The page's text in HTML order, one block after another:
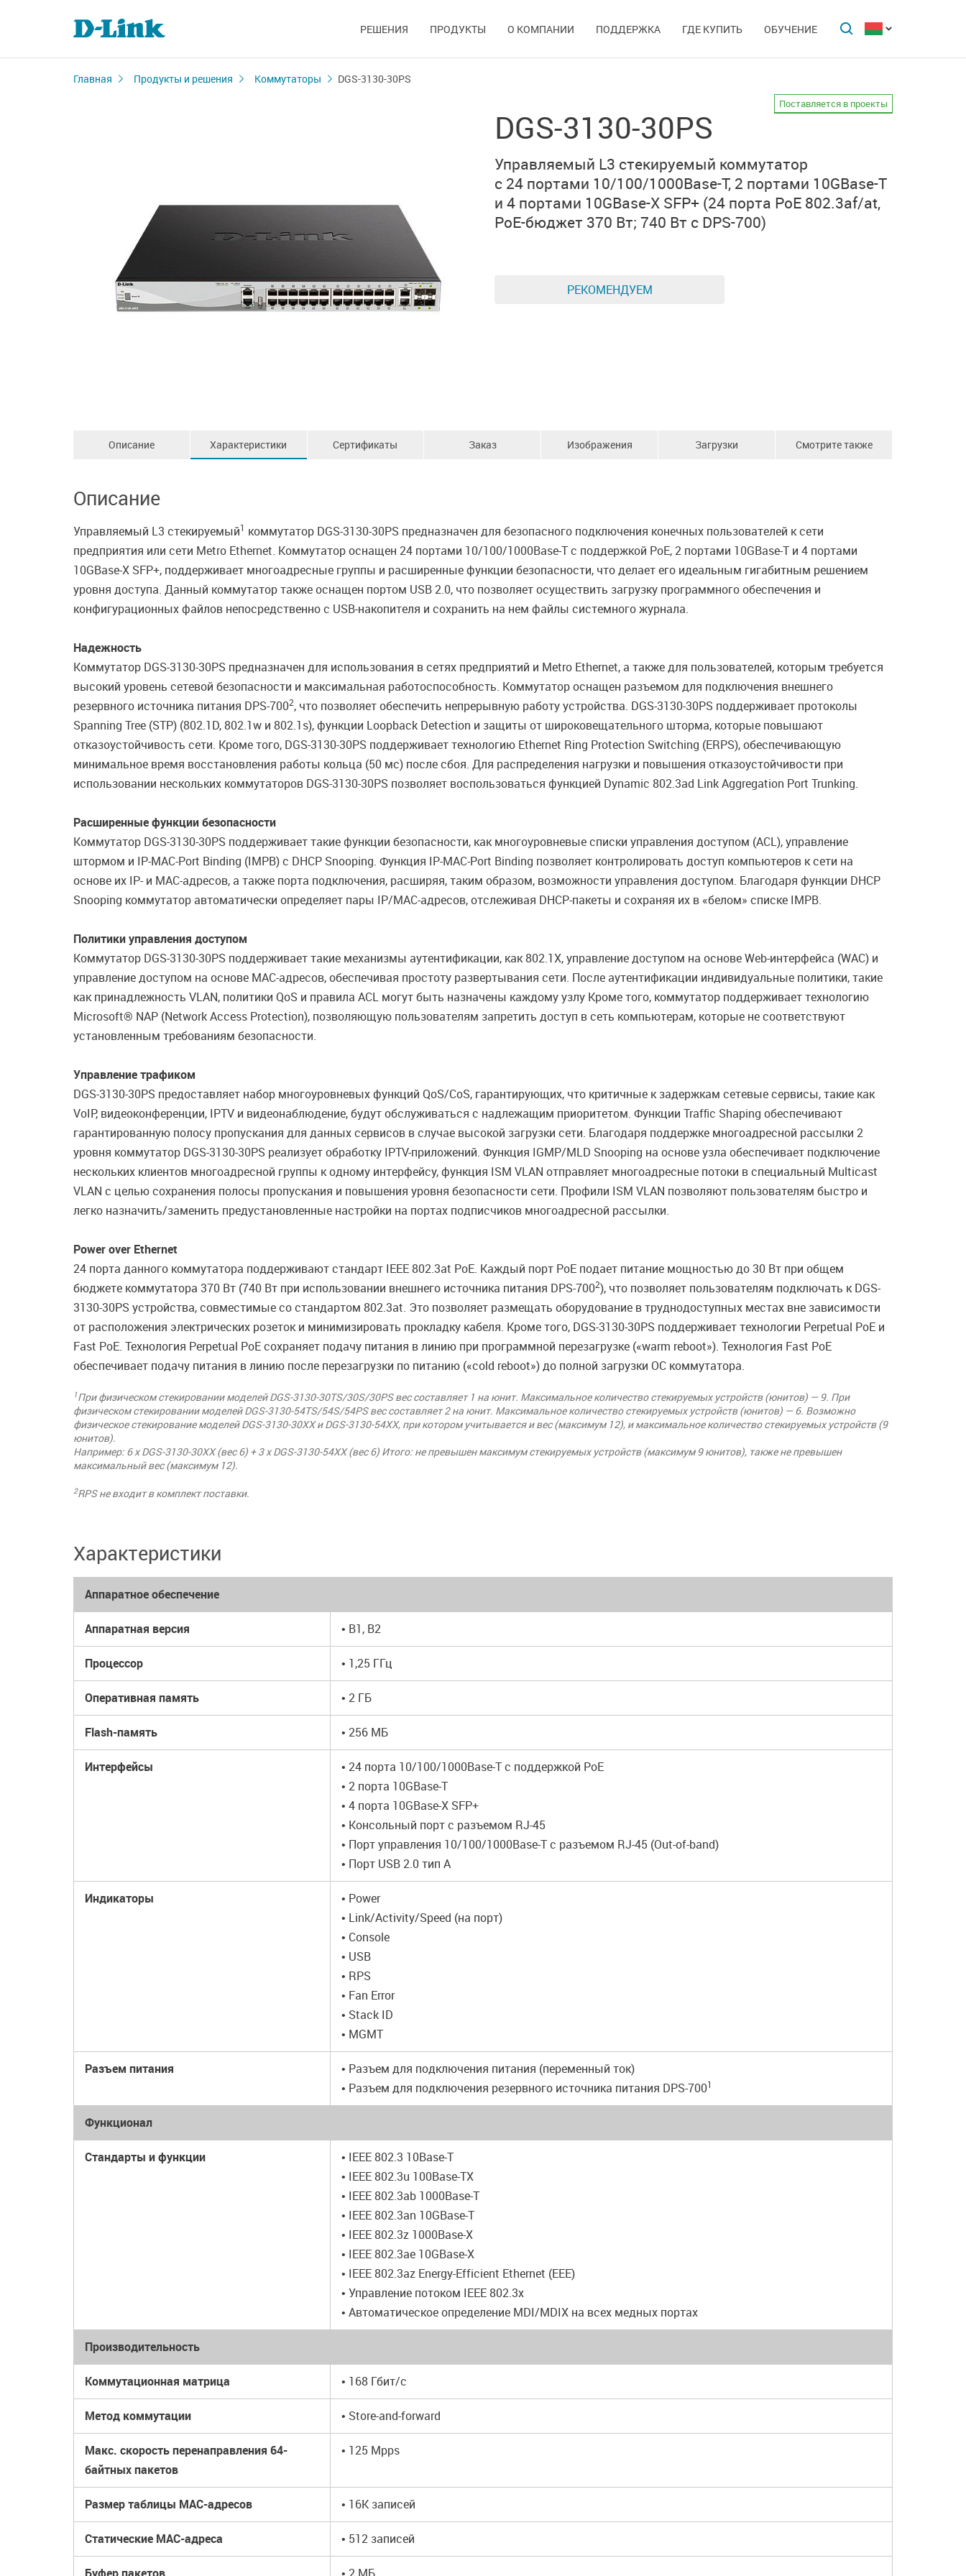
РЕШЕНИЯ ПРОДУКТЫ О КОМПАНИИ ПОДДЕРЖКА ГДЕ КУПИТЬ ОБУЧЕНИЕ
Главная Продукты и решения Коммутаторы DGS-3130-30PS
DGS-3130-30PS
Поставляется в проекты
Управляемый L3 стекируемый коммутатор
с 24 портами 10/100/1000Base-T, 2 портами 10GBase-T
и 4 портами 10GBase-X SFP+ (24 порта PoE 802.3af/at,
PoE-бюджет 370 Вт; 740 Вт с DPS-700)
РЕКОМЕНДУЕМ
Описание Характеристики Сертификаты Заказ Изображения Загрузки Смотрите также
Описание
Управляемый L3 стекируемый1 коммутатор DGS-3130-30PS предназначен для безопасного подключения конечных пользователей к сети
предприятия или сети Metro Ethernet. Коммутатор оснащен 24 портами 10/100/1000Base-T с поддержкой PoE, 2 портами 10GBase-T и 4 портами
10GBase-X SFP+, поддерживает многоадресные группы и расширенные функции безопасности, что делает его идеальным гигабитным решением
уровня доступа. Данный коммутатор также оснащен портом USB 2.0, что позволяет осуществить загрузку программного обеспечения и
конфигурационных файлов непосредственно с USB-накопителя и сохранить на нем файлы системного журнала.
Надежность
Коммутатор DGS-3130-30PS предназначен для использования в сетях предприятий и Metro Ethernet, а также для пользователей, которым требуется
высокий уровень сетевой безопасности и максимальная работоспособность. Коммутатор оснащен разъемом для подключения внешнего
резервного источника питания DPS-7002, что позволяет обеспечить непрерывную работу устройства. DGS-3130-30PS поддерживает протоколы
Spanning Tree (STP) (802.1D, 802.1w и 802.1s), функции Loopback Detection и защиты от широковещательного шторма, которые повышают
отказоустойчивость сети. Кроме того, DGS-3130-30PS поддерживает технологию Ethernet Ring Protection Switching (ERPS), обеспечивающую
минимальное время восстановления работы кольца (50 мс) после сбоя. Для распределения нагрузки и повышения отказоустойчивости при
использовании нескольких коммутаторов DGS-3130-30PS позволяет воспользоваться функцией Dynamic 802.3ad Link Aggregation Port Trunking.
Расширенные функции безопасности
Коммутатор DGS-3130-30PS поддерживает такие функции безопасности, как многоуровневые списки управления доступом (ACL), управление
штормом и IP-MAC-Port Binding (IMPB) с DHCP Snooping. Функция IP-MAC-Port Binding позволяет контролировать доступ компьютеров к сети на
основе их IP- и MAC-адресов, а также порта подключения, расширяя, таким образом, возможности управления доступом. Благодаря функции DHCP
Snooping коммутатор автоматически определяет пары IP/MAC-адресов, отслеживая DHCP-пакеты и сохраняя их в «белом» списке IMPB.
Политики управления доступом
Коммутатор DGS-3130-30PS поддерживает такие механизмы аутентификации, как 802.1X, управление доступом на основе Web-интерфейса (WAC) и
управление доступом на основе MAC-адресов, обеспечивая простоту развертывания сети. После аутентификации индивидуальные политики, такие
как принадлежность VLAN, политики QoS и правила ACL могут быть назначены каждому узлу Кроме того, коммутатор поддерживает технологию
Microsoft® NAP (Network Access Protection), позволяющую пользователям запретить доступ в сеть компьютерам, которые не соответствуют
установленным требованиям безопасности.
Управление трафиком
DGS-3130-30PS предоставляет набор многоуровневых функций QoS/CoS, гарантирующих, что критичные к задержкам сетевые сервисы, такие как
VoIP, видеоконференции, IPTV и видеонаблюдение, будут обслуживаться с надлежащим приоритетом. Функции Trafﬁc Shaping обеспечивают
гарантированную полосу пропускания для данных сервисов в случае высокой загрузки сети. Благодаря поддержке многоадресной рассылки 2
уровня коммутатор DGS-3130-30PS реализует обработку IPTV-приложений. Функция IGMP/MLD Snooping на основе узла обеспечивает подключение
нескольких клиентов многоадресной группы к одному интерфейсу, функция ISM VLAN отправляет многоадресные потоки в специальный Multicast
VLAN с целью сохранения полосы пропускания и повышения уровня безопасности сети. Профили ISM VLAN позволяют пользователям быстро и
легко назначить/заменить предустановленные настройки на портах подписчиков многоадресной рассылки.
Power over Ethernet
24 порта данного коммутатора поддерживают стандарт IEEE 802.3at PoE. Каждый порт PoE подает питание мощностью до 30 Вт при общем
бюджете коммутатора 370 Вт (740 Вт при использовании внешнего источника питания DPS-7002), что позволяет пользователям подключать к DGS-
3130-30PS устройства, совместимые со стандартом 802.3at. Это позволяет размещать оборудование в труднодоступных местах вне зависимости
от расположения электрических розеток и минимизировать прокладку кабеля. Кроме того, DGS-3130-30PS поддерживает технологии Perpetual PoE и
Fast PoE. Технология Perpetual PoE сохраняет подачу питания в линию при программной перезагрузке («warm reboot»). Технология Fast PoE
обеспечивает подачу питания в линию после перезагрузки по питанию («cold reboot») до полной загрузки OC коммутатора.
1При физическом стекировании моделей DGS-3130-30TS/30S/30PS вес составляет 1 на юнит. Максимальное количество стекируемых устройств (юнитов) — 9. При
физическом стекировании моделей DGS-3130-54TS/54S/54PS вес составляет 2 на юнит. Максимальное количество стекируемых устройств (юнитов) — 6. Возможно
физическое стекирование моделей DGS-3130-30XX и DGS-3130-54XX, при котором учитывается и вес (максимум 12), и максимальное количество стекируемых устройств (9
юнитов).
Например: 6 x DGS-3130-30XX (вес 6) + 3 x DGS-3130-54XX (вес 6) Итого: не превышен максимум стекируемых устройств (максимум 9 юнитов), также не превышен
максимальный вес (максимум 12).
2RPS не входит в комплект поставки.
Характеристики
Аппаратное обеспечение
Аппаратная версия • B1, B2
Процессор • 1,25 ГГц
Оперативная память • 2 ГБ
Flash-память • 256 МБ
Интерфейсы
• 24 порта 10/100/1000Base-T с поддержкой PoE
• 2 порта 10GBase-T
• 4 порта 10GBase-X SFP+
• Консольный порт с разъемом RJ-45
• Порт управления 10/100/1000Base-T с разъемом RJ-45 (Out-of-band)
• Порт USB 2.0 тип A
Индикаторы
• Power
• Link/Activity/Speed (на порт)
• Console
• USB
• RPS
• Fan Error
• Stack ID
• MGMT
Разъем питания
• Разъем для подключения питания (переменный ток)
• Разъем для подключения резервного источника питания DPS-7001
Функционал
Стандарты и функции
• IEEE 802.3 10Base-T
• IEEE 802.3u 100Base-TX
• IEEE 802.3ab 1000Base-T
• IEEE 802.3an 10GBase-T
• IEEE 802.3z 1000Base-X
• IEEE 802.3ae 10GBase-X
• IEEE 802.3az Energy-Efficient Ethernet (EEE)
• Управление потоком IEEE 802.3x
• Автоматическое определение MDI/MDIX на всех медных портах
Производительность
Коммутационная матрица • 168 Гбит/с
Метод коммутации • Store-and-forward
Макс. скорость перенаправления 64-
байтных пакетов
• 125 Mpps
Размер таблицы MAC-адресов • 16K записей
Статические MAC-адреса • 512 записей